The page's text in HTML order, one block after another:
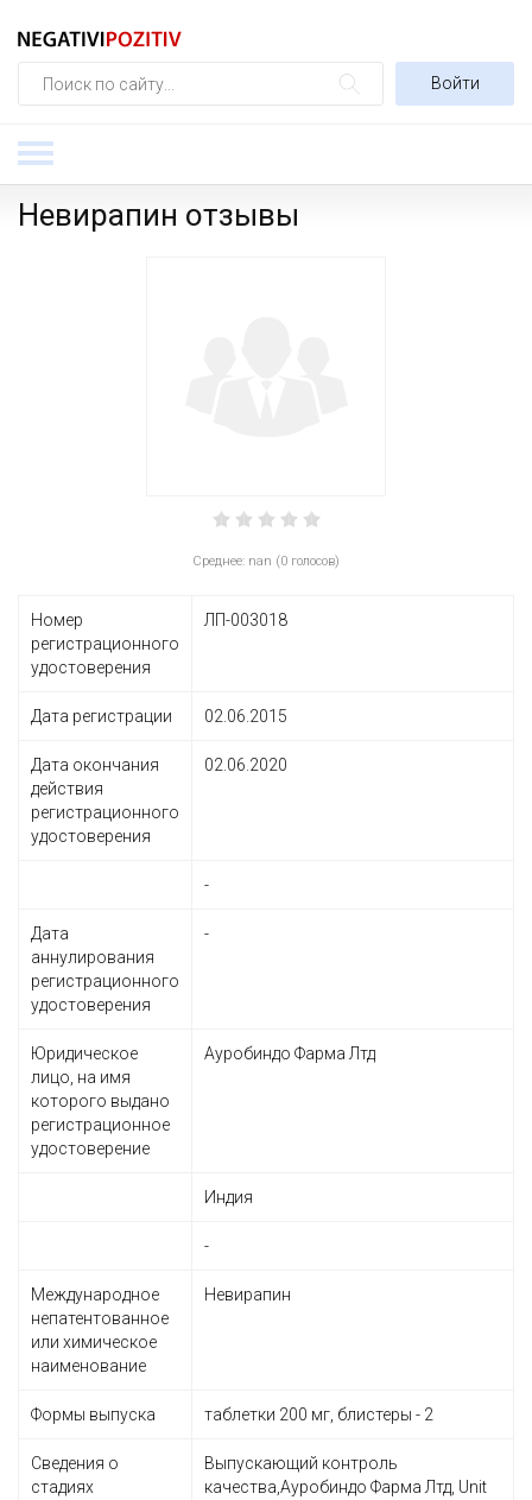
Войти
Невирапин отзывы
Среднее: nan (0 голосов)
Номер
регистрационного
удостоверения
ЛП-003018
Дата регистрации 02.06.2015
Дата окончания
действия
регистрационного
удостоверения
02.06.2020
-
Дата
аннулирования
регистрационного
удостоверения
-
Юридическое
лицо, на имя
которого выдано
регистрационное
удостоверение
Ауробиндо Фарма Лтд
Индия
-
Международное
непатентованное
или химическое
наименование
Невирапин
Формы выпуска таблетки 200 мг, блистеры - 2
Сведения о
стадиях
Выпускающий контроль
качества,Ауробиндо Фарма Лтд, Unit